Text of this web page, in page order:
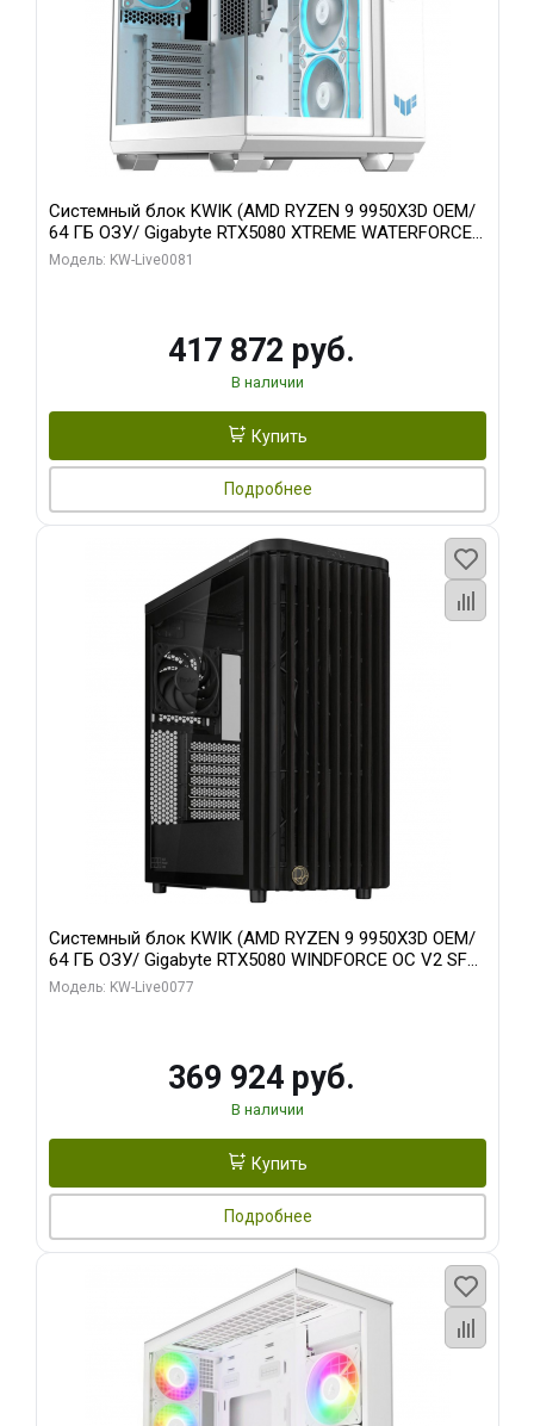
Системный блок KWIK (AMD RYZEN 9 9950X3D OEM/
64 ГБ ОЗУ/ Gigabyte RTX5080 XTREME WATERFORCE
16GB GDDR7 256bit/ 1 ТБ SSD)
Модель: KW-Live0081
417 872 руб.
В наличии
Купить
Подробнее
Системный блок KWIK (AMD RYZEN 9 9950X3D OEM/
64 ГБ ОЗУ/ Gigabyte RTX5080 WINDFORCE OC V2 SFF
16GB GDDR7 256b/ 960 ГБ SSD)
Модель: KW-Live0077
369 924 руб.
В наличии
Купить
Подробнее